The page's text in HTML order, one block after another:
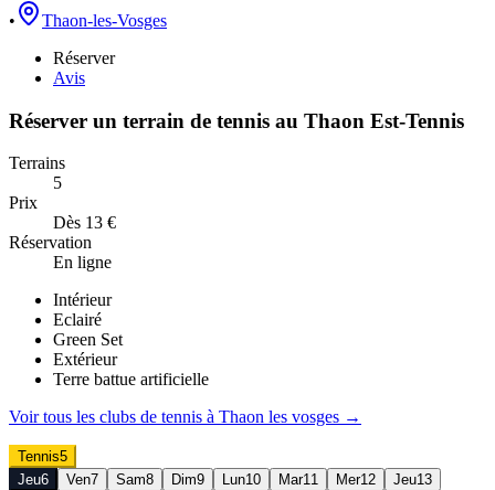
•
Thaon-les-Vosges
Réserver
Avis
Réserver un terrain de tennis au Thaon Est-Tennis
Terrains
5
Prix
Dès 13 €
Réservation
En ligne
Intérieur
Eclairé
Green Set
Extérieur
Terre battue artificielle
Voir tous les clubs de tennis à Thaon les vosges →
Tennis5
Jeu6 Ven7 Sam8 Dim9 Lun10 Mar11 Mer12 Jeu13